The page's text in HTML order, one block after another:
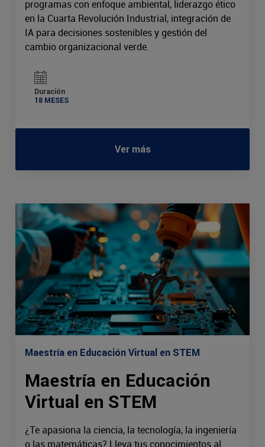
programas con enfoque ambiental, liderazgo ético
en la Cuarta Revolución Industrial, integración de
IA para decisiones sostenibles y gestión del
cambio organizacional verde.
Duración
18 MESES
Ver más
Maestría en Educación Virtual en STEM
Maestría en Educación
Virtual en STEM
¿Te apasiona la ciencia, la tecnología, la ingeniería
o las matemáticas? Lleva tus conocimientos al